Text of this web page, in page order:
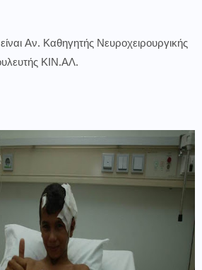
Αν. Καθηγητής Νευροχειρουργικής
ΚΙΝ.ΑΛ.